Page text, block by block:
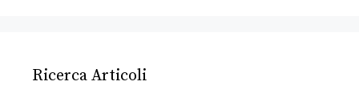
Ricerca Articoli